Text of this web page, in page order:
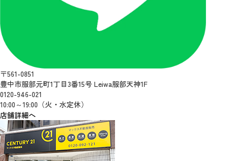
〒561-0851
豊中市服部元町1丁目3番15号 Leiwa服部天神1F
0120-946-021
10:00～19:00（火・水定休）
店舗詳細へ